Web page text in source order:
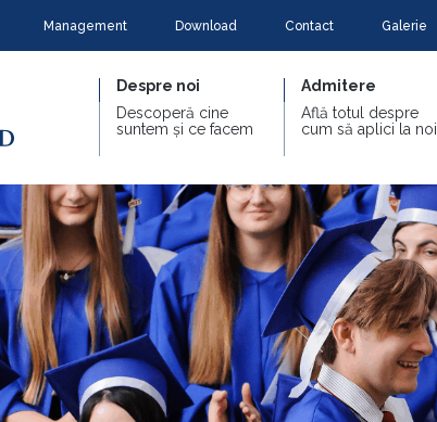
Management Download Contact Galerie
Despre noi
Descoperă cine
suntem și ce facem
Admitere
Află totul despre
cum să aplici la noi